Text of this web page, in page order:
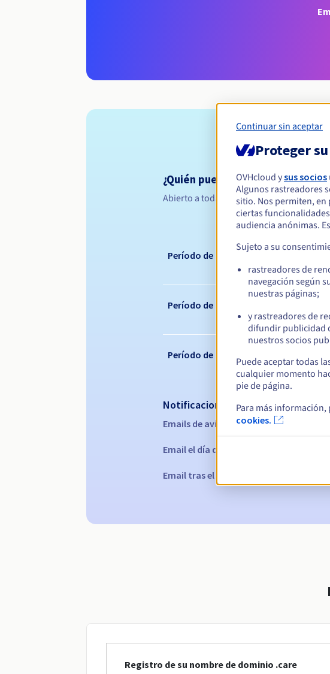
¿Quién puede registrar un .care?
Abierto a todas las personas físicas o
Período de registro
Período de renovación
Período de redención
Notificaciones automáticas:
Emails de aviso: 60, 30, 15, 7 y 3 días
Email el día del vencimiento para
Email tras el periodo de gracia de
Registro de su nombre de dominio .care
Continuar sin aceptar
Proteger
OVHcloud ysus socios
Algunos rastreadores
sitio. Nos permiten,
ciertas
audiencia anónimas.
Sujeto a su
rastreadores de
navegación según
nuestras páginas;
y rastreadores de
difundir publicidad
nuestros socios
Puede aceptar todas
cualquier momento
pie de página.
Para más
cookies.